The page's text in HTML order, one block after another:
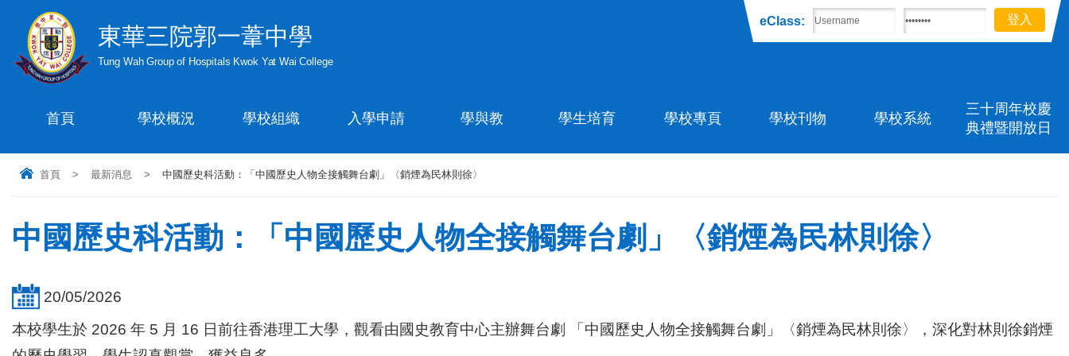
東華三院郭一葦中學
Tung Wah Group of Hospitals Kwok Yat Wai College
eClass:
首頁 學校概況 學校組織 入學申請 學與教 學生培育 學校專頁 學校刊物 學校系統
三十周年校慶
典禮暨開放日
首頁 > 最新消息 > 中國歷史科活動：「中國歷史人物全接觸舞台劇」〈銷煙為民林則徐〉
中國歷史科活動：「中國歷史人物全接觸舞台劇」〈銷煙為民林則徐〉
20/05/2026
本校學生於 2026 年 5 月 16 日前往香港理工大學，觀看由國史教育中心主辦舞台劇 「中國歷史人物全接觸舞台劇」〈銷煙為民林則徐〉，深化對林則徐銷煙